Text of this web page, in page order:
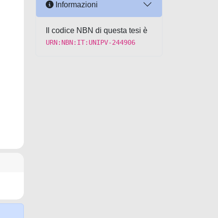
Informazioni
Il codice NBN di questa tesi è
URN:NBN:IT:UNIPV-244906